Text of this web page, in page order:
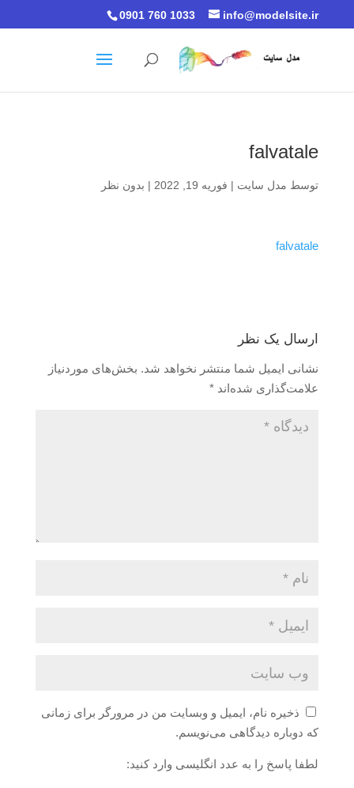
0901 760 1033 info@modelsite.ir
falvatale
توسط مدل سایت | فوریه 19, 2022 | بدون نظر
falvatale
ارسال یک نظر
نشانی ایمیل شما منتشر نخواهد شد. بخش‌های موردنیاز
علامت‌گذاری شده‌اند *
ذخیره نام، ایمیل و وبسایت من در مرورگر برای زمانی
که دوباره دیدگاهی می‌نویسم.
لطفا پاسخ را به عدد انگلیسی وارد کنید: